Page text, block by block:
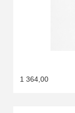
1 364,00